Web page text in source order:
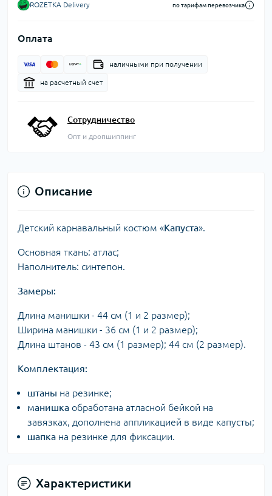
ROZETKA Delivery по тарифам перевозчика
Оплата
наличными при получении
на расчетный счет
Сотрудничество
Опт и дропшиппинг
Описание
Детский карнавальный костюм «Капуста».
Основная ткань: атлас;
Наполнитель: синтепон.
Замеры:
Длина манишки - 44 см (1 и 2 размер);
Ширина манишки - 36 см (1 и 2 размер);
Длина штанов - 43 см (1 размер); 44 см (2 размер).
Комплектация:
штаны на резинке;
манишка обработана атласной бейкой на
завязках, дополнена аппликацией в виде капусты;
шапка на резинке для фиксации.
Характеристики